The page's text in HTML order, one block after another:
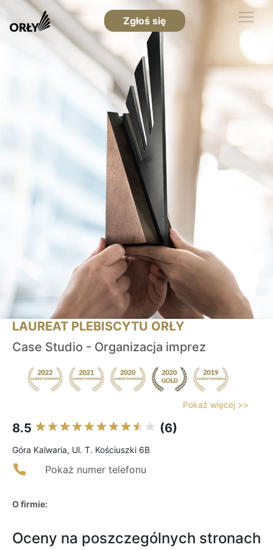
Zgłoś się
LAUREAT PLEBISCYTU ORŁY
Case Studio - Organizacja imprez
Pokaż więcej >>
8.5 (6)
Góra Kalwaria, Ul. T. Kościuszki 6B
Pokaż numer telefonu
O firmie:
Oceny na poszczególnych stronach